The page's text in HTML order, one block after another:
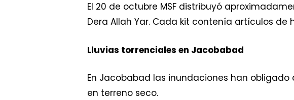
El 20 de octubre MSF distribuyó
Dera Allah Yar. Cada kit contenía artículos de
Lluvias torrenciales en Jacobabad
En Jacobabad las inundaciones han
en terreno seco.